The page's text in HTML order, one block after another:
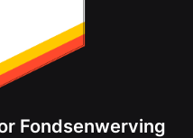
Fondsenwerving